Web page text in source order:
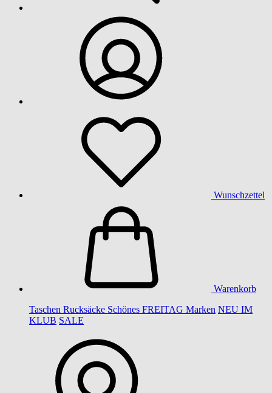
Wunschzettel
Warenkorb
Taschen Rucksäcke Schönes FREITAG Marken NEU IM
KLUB SALE